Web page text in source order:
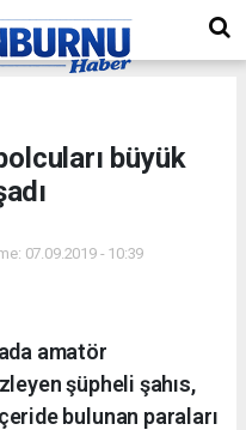
büyük
07.09.2019 - 10:39
amatör
şüpheli şahıs,
bulunan paraları